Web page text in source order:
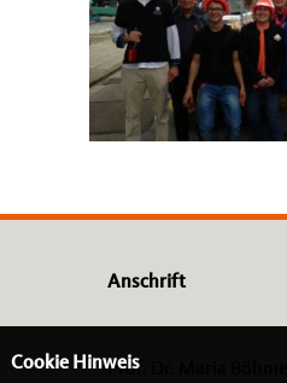
Anschrift
Prof. Dr. Maria Böhmer
Cookie Hinweis